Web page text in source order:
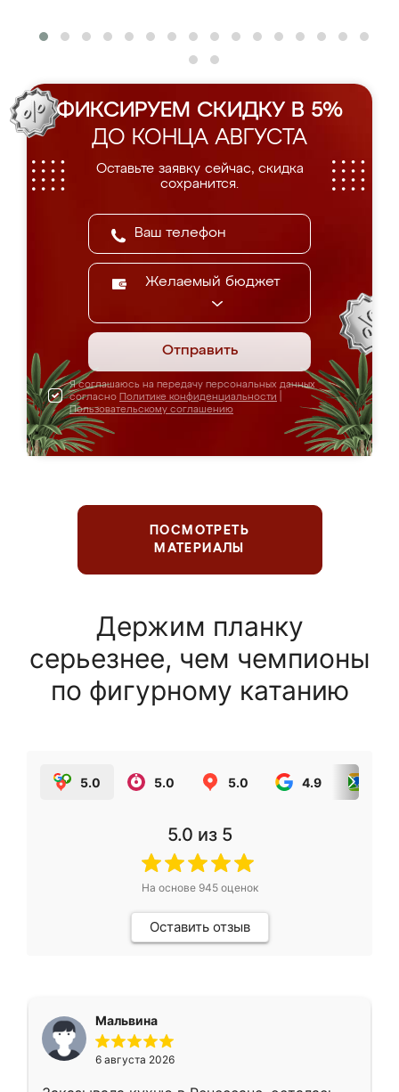
ФИКСИРУЕМ СКИДКУ В 5%
ДО КОНЦА АВГУСТА
Оставьте заявку сейчас, скидка
сохранится.
Желаемый бюджет
Отправить
Я соглашаюсь на передачу персональных данных
согласно Политике конфиденциальности
Пользовательскому соглашению
ПОСМОТРЕТЬ
МАТЕРИАЛЫ
Держим планку
серьезнее, чем чемпионы
по фигурному катанию
5.0 5.0 5.0 4.9
5.0 из 5
На основе 945оценок
Оставить отзыв
Мальвина
6 августа 2026